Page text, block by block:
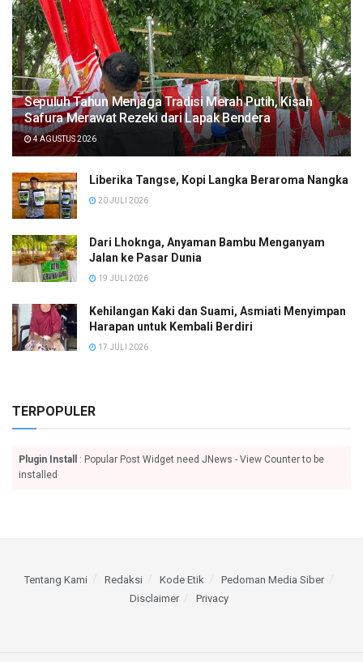
Sepuluh Tahun Menjaga Tradisi Merah Putih, Kisah
Safura Merawat Rezeki dari Lapak Bendera
4 AGUSTUS 2026
Liberika Tangse, Kopi Langka Beraroma Nangka
20 JULI 2026
Dari Lhoknga, Anyaman Bambu Menganyam
Jalan ke Pasar Dunia
19 JULI 2026
Kehilangan Kaki dan Suami, Asmiati Menyimpan
Harapan untuk Kembali Berdiri
17 JULI 2026
TERPOPULER
Plugin Install
: Popular Post Widget need JNews - View Counter to be
installed
Tentang Kami Redaksi Kode Etik
Pedoman Media Siber
Disclaimer
Privacy